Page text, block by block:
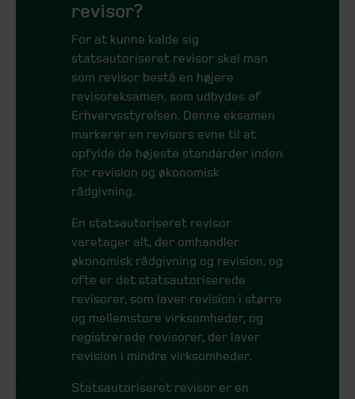
revisor?
For at kunne kalde sig
statsautoriseret revisor skal man
som revisor bestå en højere
revisoreksamen, som udbydes af
Erhvervsstyrelsen. Denne eksamen
markerer en revisors evne til at
opfylde de højeste standarder inden
for revision og økonomisk
rådgivning.
En statsautoriseret revisor
varetager alt, der omhandler
økonomisk rådgivning og revision, og
ofte er det statsautoriserede
revisorer, som laver revision i større
og mellemstore virksomheder, og
registrerede revisorer, der laver
revision i mindre virksomheder.
Statsautoriseret revisor er en